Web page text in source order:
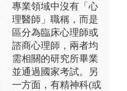
專業領域中沒有「心
理醫師」職稱，而是
區分為臨床心理師或
諮商心理師，兩者均
需相關的研究所畢業
並通過國家考試。另
一方面，有精神科(或